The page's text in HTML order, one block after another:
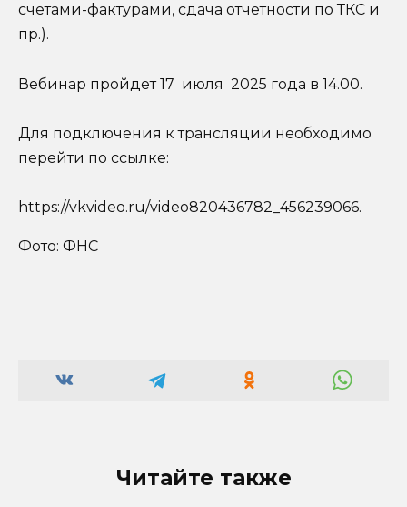
счетами-фактурами, сдача отчетности по ТКС и
пр.).
Вебинар пройдет 17 июля 2025 года в 14.00.
Для подключения к трансляции необходимо
перейти по ссылке:
https://vkvideo.ru/video820436782_456239066.
Фото: ФНС
Читайте также